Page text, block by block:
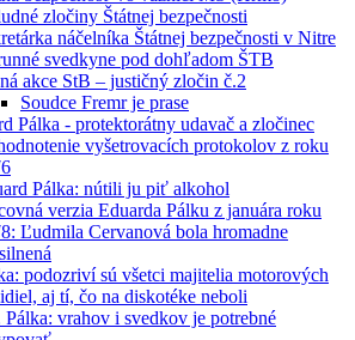
zločiny Štátnej bezpečnosti
náčelníka Štátnej bezpečnosti v Nitre
svedkyne pod dohľadom ŠTB
akce StB – justičný zločin č.2
Soudce Fremr je prase
Pálka - protektorátny udavač a zločinec
vyšetrovacích protokolov z roku
Pálka: nútili ju piť alkohol
verzia Eduarda Pálku z januára roku
Ľudmila Cervanová bola hromadne
podozriví sú všetci majitelia motorových
aj tí, čo na diskotéke neboli
Pálka: vrahov i svedkov je potrebné